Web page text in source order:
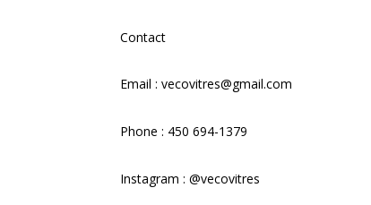
Contact
Email : vecovitres@gmail.com
Phone : 450 694-1379
Instagram : @vecovitres